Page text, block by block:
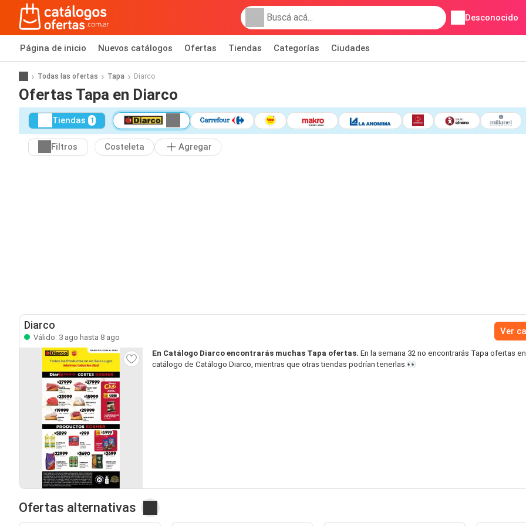
Desconocido
Página de inicio Nuevos catálogos Ofertas Tiendas Categorías Ciudades
Todas las ofertas Tapa Diarco
Ofertas Tapa en Diarco
Tiendas 1
Filtros Costeleta Agregar
Diarco
Válido: 3 ago hasta 8 ago
Ver
En Catálogo Diarco encontrarás muchas Tapa ofertas. En la semana 32 no encontrarás Tapa ofertas
catálogo de Catálogo Diarco, mientras que otras tiendas podrían tenerlas.👀
Ofertas alternativas